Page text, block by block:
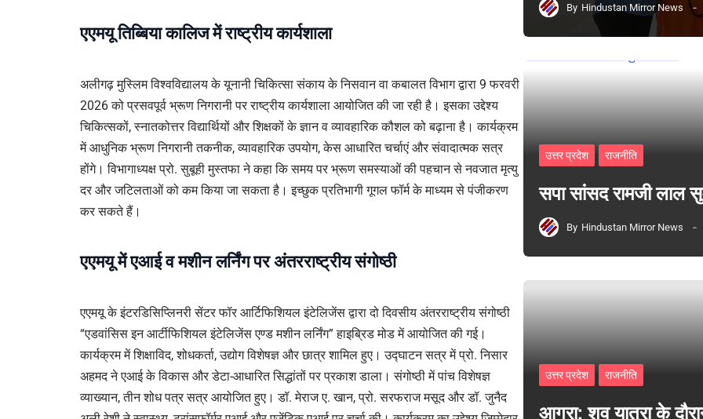
एएमयू तिब्बिया कालिज में राष्ट्रीय कार्यशाला
अलीगढ़ मुस्लिम विश्वविद्यालय के यूनानी चिकित्सा संकाय के निसवान वा कबालत विभाग द्वारा 9 फरवरी
2026 को प्रसवपूर्व भ्रूण निगरानी पर राष्ट्रीय कार्यशाला आयोजित की जा रही है। इसका उद्देश्य
चिकित्सकों, स्नातकोत्तर विद्यार्थियों और शिक्षकों के ज्ञान व व्यावहारिक कौशल को बढ़ाना है। कार्यक्रम
में आधुनिक भ्रूण निगरानी तकनीक, व्यावहारिक उपयोग, केस आधारित चर्चाएं और संवादात्मक सत्र
होंगे। विभागाध्यक्ष प्रो. सुबूही मुस्तफा ने कहा कि समय पर भ्रूण समस्याओं की पहचान से नवजात मृत्यु
दर और जटिलताओं को कम किया जा सकता है। इच्छुक प्रतिभागी गूगल फॉर्म के माध्यम से पंजीकरण
कर सकते हैं।
एएमयू में एआई व मशीन लर्निंग पर अंतरराष्ट्रीय संगोष्ठी
एएमयू के इंटरडिसिप्लिनरी सेंटर फॉर आर्टिफिशियल इंटेलिजेंस द्वारा दो दिवसीय अंतरराष्ट्रीय संगोष्ठी
“एडवांसिस इन आर्टीफिशियल इंटेलिजेंस एण्ड मशीन लर्निंग” हाइब्रिड मोड में आयोजित की गई।
कार्यक्रम में शिक्षाविद, शोधकर्ता, उद्योग विशेषज्ञ और छात्र शामिल हुए। उद्घाटन सत्र में प्रो. निसार
अहमद ने एआई के विकास और डेटा-आधारित सिद्धांतों पर प्रकाश डाला। संगोष्ठी में पांच विशेषज्ञ
व्याख्यान, तीन शोध पत्र सत्र आयोजित हुए। डॉ. मेराज ए. खान, प्रो. सरफराज मसूद और डॉ. जुनैद
By Hindustan Mirror News
उत्तर प्रदेश राजनीति
सपा सांसद रामजी लाल
By Hindustan Mirror News
उत्तर प्रदेश राजनीति
आगरा: शव यात्रा के